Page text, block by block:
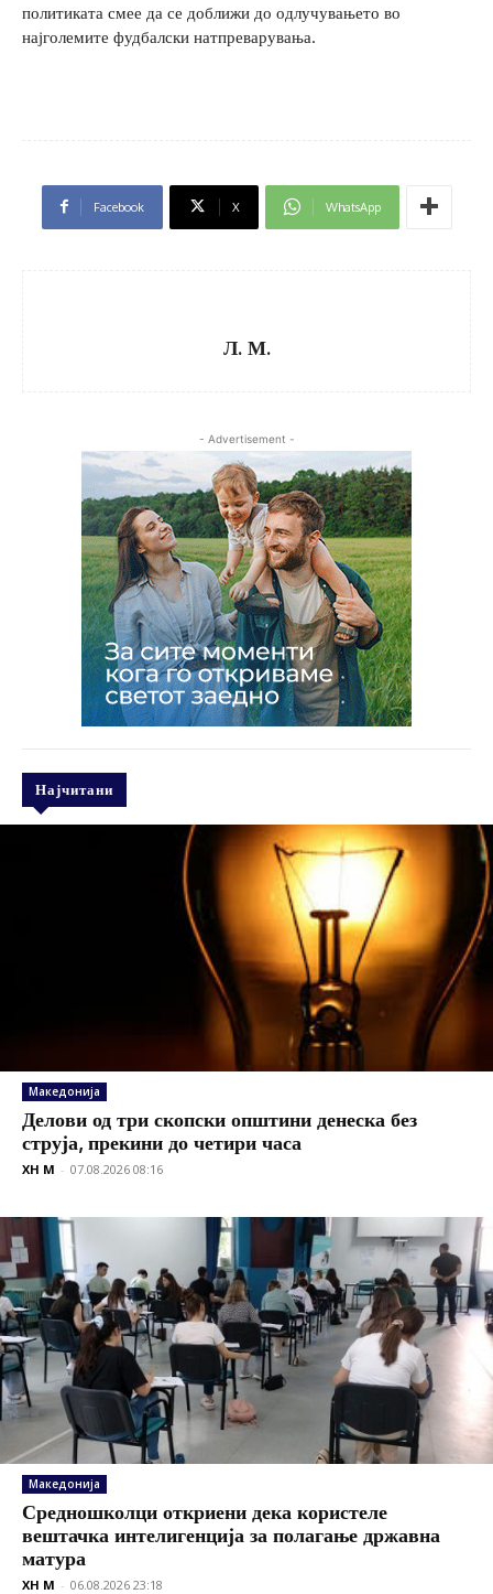
политиката смее да се доближи до одлучувањето во
најголемите фудбалски натпреварувања.
Facebook X WhatsApp
Л. М.
- Advertisement -
Најчитани
Македонија
Делови од три скопски општини денеска без
струја, прекини до четири часа
XH M - 07.08.2026 08:16
Македонија
Средношколци откриени дека користеле
вештачка интелигенција за полагање државна
матура
XH M - 06.08.2026 23:18